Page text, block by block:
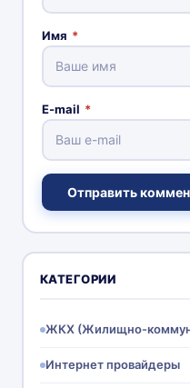
Имя *
E-mail *
Отправить
КАТЕГОРИИ
ЖКХ (Жилищно-
Интернет провайдеры